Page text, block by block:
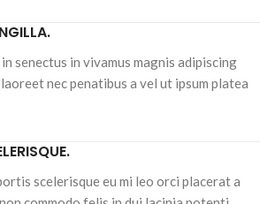
senectus in vivamus magnis adipiscing
nec penatibus a vel ut ipsum platea
scelerisque eu mi leo orci placerat a